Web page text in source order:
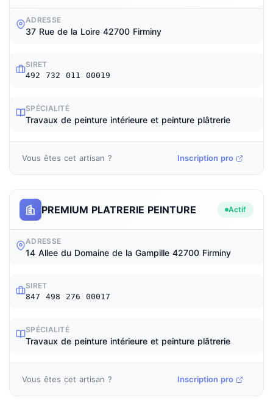
ADRESSE
37 Rue de la Loire 42700 Firminy
SIRET
492 732 011 00019
SPÉCIALITÉ
Travaux de peinture intérieure et peinture plâtrerie
Vous êtes cet artisan ? Inscription pro
PREMIUM PLATRERIE PEINTURE Actif
ADRESSE
14 Allee du Domaine de la Gampille 42700 Firminy
SIRET
847 498 276 00017
SPÉCIALITÉ
Travaux de peinture intérieure et peinture plâtrerie
Vous êtes cet artisan ? Inscription pro